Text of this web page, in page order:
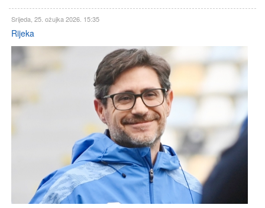
Srijeda, 25. ožujka 2026. 15:35
Rijeka